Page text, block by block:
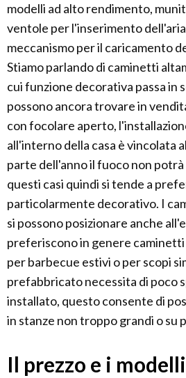
modelli ad alto rendimento,
ventole per l'inserimento
meccanismo per il caricamento
Stiamo parlando di caminetti
cui funzione decorativa passa in
possono ancora trovare in
con focolare aperto,
all'interno della casa è vincolata
parte dell'anno il fuoco non potrà
questi casi quindi si tende a
particolarmente decorativo. I
si possono posizionare anche
preferiscono in genere
per barbecue estivi o per scopi
prefabbricato necessita di poco
installato, questo consente di
in stanze non troppo grandi o su
Il prezzo e i modelli